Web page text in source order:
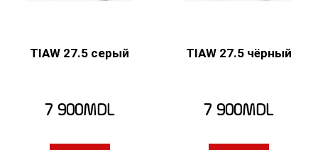
TIAW 27.5 серый
7 900MDL
TIAW 27.5 чёрный
7 900MDL